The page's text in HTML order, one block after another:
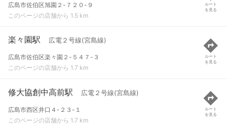
広島市佐伯区旭園２-７２０-９
このページの店舗から 1.5 km
ルート
を見る
楽々園駅 広電２号線(宮島線)
広島市佐伯区楽々園２-５４７-３
このページの店舗から 1.7 km
ルート
を見る
修大協創中高前駅 広電２号線(宮島線)
広島市西区井口４-２３-１
このページの店舗から 1.7 km
ルート
を見る